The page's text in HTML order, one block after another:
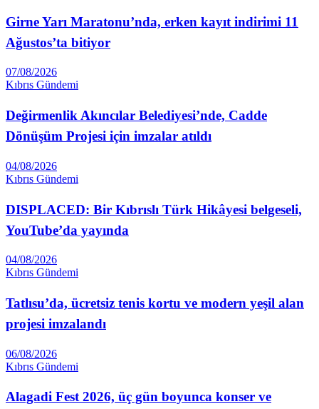
Girne Yarı Maratonu’nda, erken kayıt indirimi 11
Ağustos’ta bitiyor
07/08/2026
Kıbrıs Gündemi
Değirmenlik Akıncılar Belediyesi’nde, Cadde
Dönüşüm Projesi için imzalar atıldı
04/08/2026
Kıbrıs Gündemi
DISPLACED: Bir Kıbrıslı Türk Hikâyesi belgeseli,
YouTube’da yayında
04/08/2026
Kıbrıs Gündemi
Tatlısu’da, ücretsiz tenis kortu ve modern yeşil alan
projesi imzalandı
06/08/2026
Kıbrıs Gündemi
Alagadi Fest 2026, üç gün boyunca konser ve